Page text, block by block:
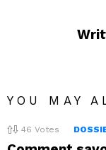
YOU MAY
46 Votes